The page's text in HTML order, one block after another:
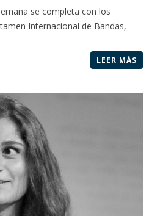
se completa con los
Internacional de Bandas,
LEER MÁS